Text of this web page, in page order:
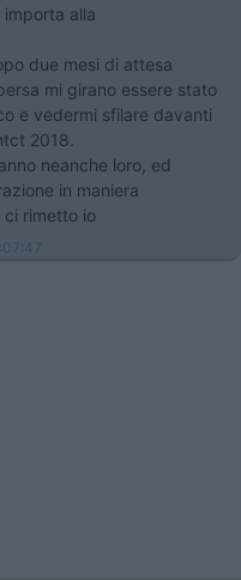
alla
due mesi di attesa
mi girano essere stato
e vedermi sfilare davanti
2018.
neanche loro, ed
in maniera
ci rimetto io